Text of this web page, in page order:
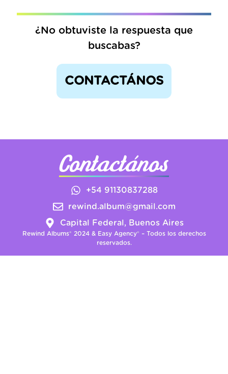
¿No obtuviste la respuesta que
buscabas?
CONTACTÁNOS
Contactános
+54 91130837288
rewind.album@gmail.com
Capital Federal, Buenos Aires
Rewind Albums® 2024 & Easy Agency® – Todos los derechos
reservados.